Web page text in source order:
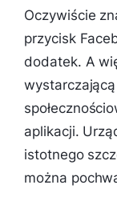
Oczywiście
przycisk
dodatek. A
aplikacji.
istotnego
można